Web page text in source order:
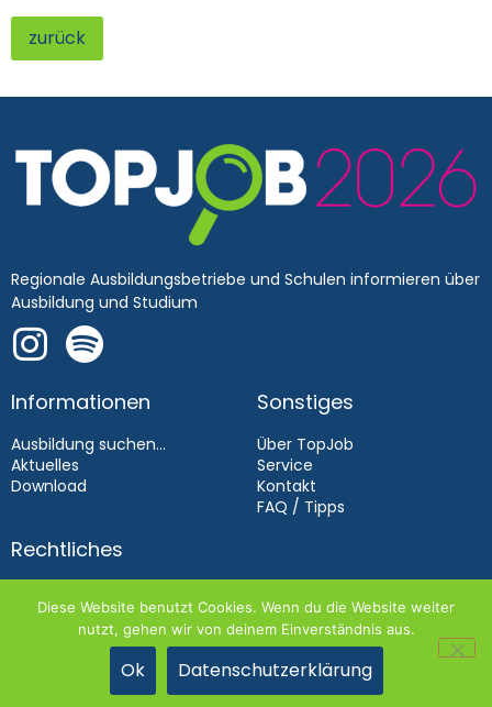
zurück
Regionale Ausbildungsbetriebe und Schulen informieren über
Ausbildung und Studium
Informationen
Ausbildung suchen...
Aktuelles
Download
Sonstiges
Über TopJob
Service
Kontakt
FAQ / Tipps
Rechtliches
Datenschutz
Aussteller­bedingungen 2026
TOPJOB 2026 | DIE WEBAGENTUR
Diese Website benutzt Cookies. Wenn du die Website weiter
nutzt, gehen wir von deinem Einverständnis aus.
Ok Datenschutzerklärung